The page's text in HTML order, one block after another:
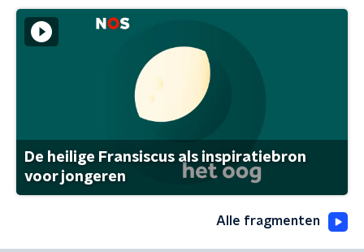
De heilige Fransiscus als inspiratiebron
voor jongeren
Alle fragmenten